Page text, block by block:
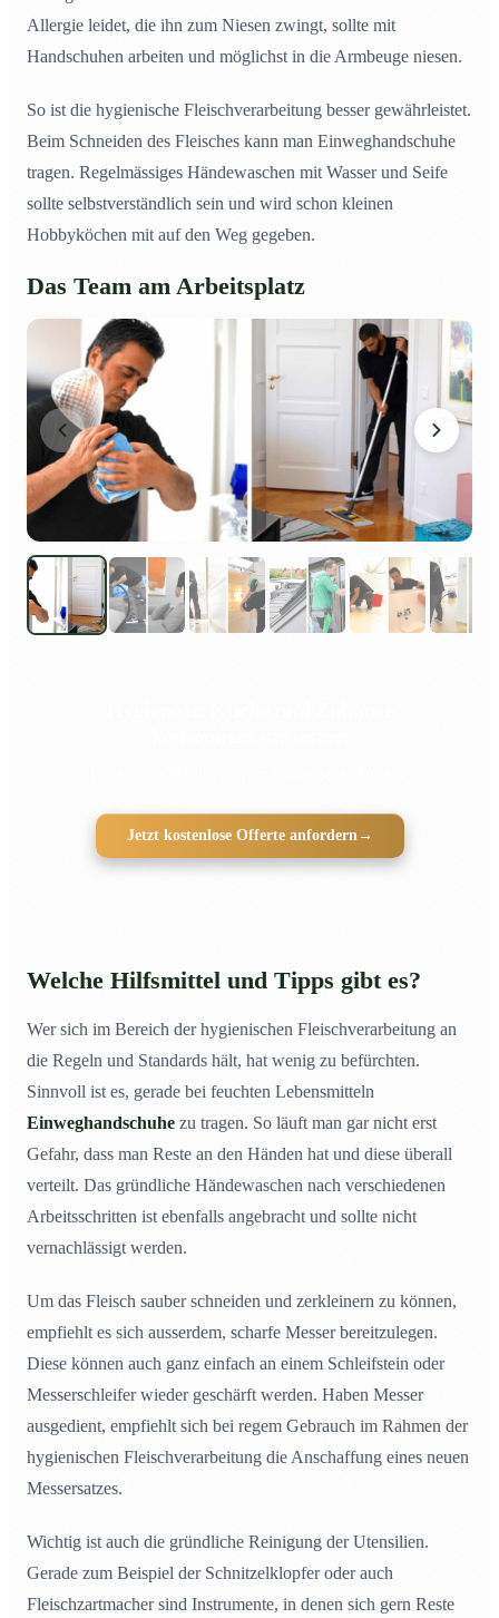
Allergie leidet, die ihn zum Niesen zwingt, sollte mit
Handschuhen arbeiten und möglichst in die Armbeuge niesen.
So ist die hygienische Fleischverarbeitung besser gewährleistet.
Beim Schneiden des Fleisches kann man Einweghandschuhe
tragen. Regelmässiges Händewaschen mit Wasser und Seife
sollte selbstverständlich sein und wird schon kleinen
Hobbyköchen mit auf den Weg gegeben.
Das Team am Arbeitsplatz
Jetzt kostenlose Offerte anfordern→
Welche Hilfsmittel und Tipps gibt es?
Wer sich im Bereich der hygienischen Fleischverarbeitung an
die Regeln und Standards hält, hat wenig zu befürchten.
Sinnvoll ist es, gerade bei feuchten Lebensmitteln
Einweghandschuhe zu tragen. So läuft man gar nicht erst
Gefahr, dass man Reste an den Händen hat und diese überall
verteilt. Das gründliche Händewaschen nach verschiedenen
Arbeitsschritten ist ebenfalls angebracht und sollte nicht
vernachlässigt werden.
Um das Fleisch sauber schneiden und zerkleinern zu können,
empfiehlt es sich ausserdem, scharfe Messer bereitzulegen.
Diese können auch ganz einfach an einem Schleifstein oder
Messerschleifer wieder geschärft werden. Haben Messer
ausgedient, empfiehlt sich bei regem Gebrauch im Rahmen der
hygienischen Fleischverarbeitung die Anschaffung eines neuen
Messersatzes.
Wichtig ist auch die gründliche Reinigung der Utensilien.
Gerade zum Beispiel der Schnitzelklopfer oder auch
Fleischzartmacher sind Instrumente, in denen sich gern Reste